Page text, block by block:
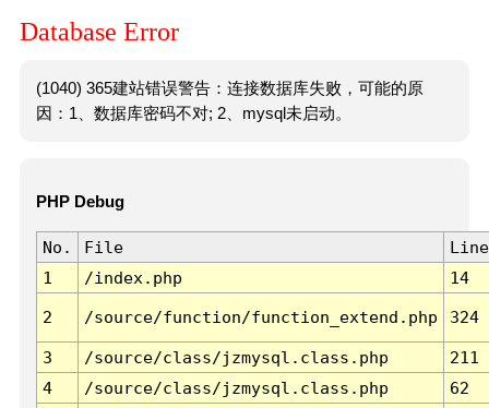
Database Error
(1040) 365建站错误警告：连接数据库失败，可能的原
因：1、数据库密码不对; 2、mysql未启动。
PHP Debug
No. File
Line
1
/index.php 14
2 /source/function/function_extend.php 324
3 /source/class/jzmysql.class.php
211
4
/source/class/jzmysql.class.php
62